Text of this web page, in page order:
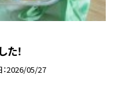
た！
2026/05/27